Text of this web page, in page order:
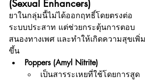
(Sexual Enhancers)
ยาในกลุ่มนี้ไม่ได้ออกฤทธิ์โดยตรงต่อ
ระบบประสาท แต่ช่วยกระตุ้นการตอบ
สนองทางเพศ และทำให้เกิดความสุขเพิ่ม
ขึ้น
Poppers (Amyl Nitrite)
เป็นสารระเหยที่ใช้โดยการสูด